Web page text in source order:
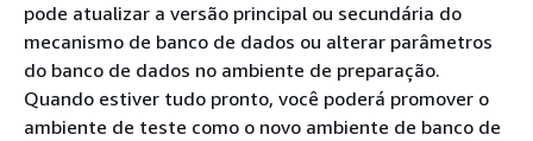
pode atualizar a versão principal ou secundária do
mecanismo de banco de dados ou alterar parâmetros
do banco de dados no ambiente de preparação.
Quando estiver tudo pronto, você poderá promover o
ambiente de teste como o novo ambiente de banco de